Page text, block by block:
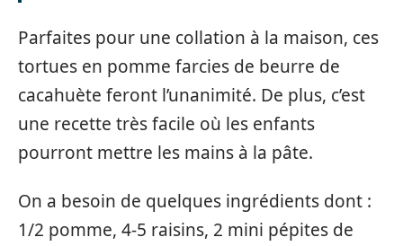
Parfaites pour une collation à la maison, ces
tortues en pomme farcies de beurre de
cacahuète feront l’unanimité. De plus, c’est
une recette très facile où les enfants
pourront mettre les mains à la pâte.
On a besoin de quelques ingrédients dont :
1/2 pomme, 4-5 raisins, 2 mini pépites de